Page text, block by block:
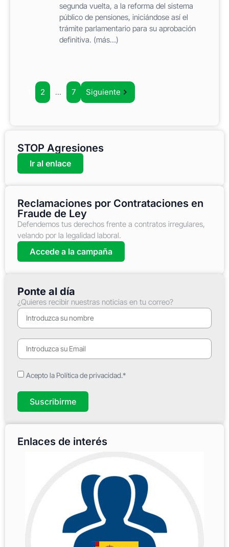
segunda vuelta, a la reforma del sistema
público de pensiones, iniciándose así el
trámite parlamentario para su aprobación
definitiva. (más…)
2 … 7 Siguiente
STOP Agresiones
Ir al enlace
Reclamaciones por Contrataciones en
Fraude de Ley
Defendemos tus derechos frente a contratos irregulares,
velando por la legalidad laboral.
Accede a la campaña
Ponte al día
¿Quieres recibir nuestras noticias en tu correo?
Acepto la Política de privacidad.*
Suscribirme
Enlaces de interés